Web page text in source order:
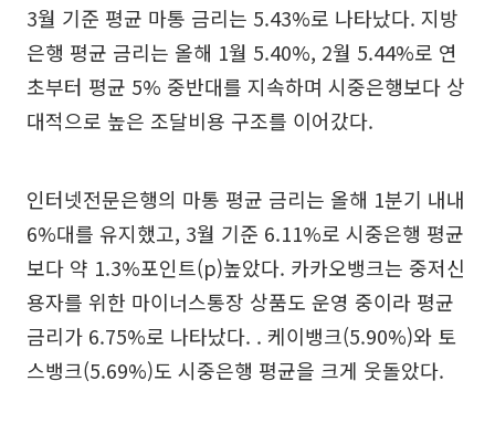
3월 기준 평균 마통 금리는 5.43%로 나타났다. 지방
은행 평균 금리는 올해 1월 5.40%, 2월 5.44%로 연
초부터 평균 5% 중반대를 지속하며 시중은행보다 상
대적으로 높은 조달비용 구조를 이어갔다.
인터넷전문은행의 마통 평균 금리는 올해 1분기 내내
6%대를 유지했고, 3월 기준 6.11%로 시중은행 평균
보다 약 1.3%포인트(p)높았다. 카카오뱅크는 중저신
용자를 위한 마이너스통장 상품도 운영 중이라 평균
금리가 6.75%로 나타났다. . 케이뱅크(5.90%)와 토
스뱅크(5.69%)도 시중은행 평균을 크게 웃돌았다.